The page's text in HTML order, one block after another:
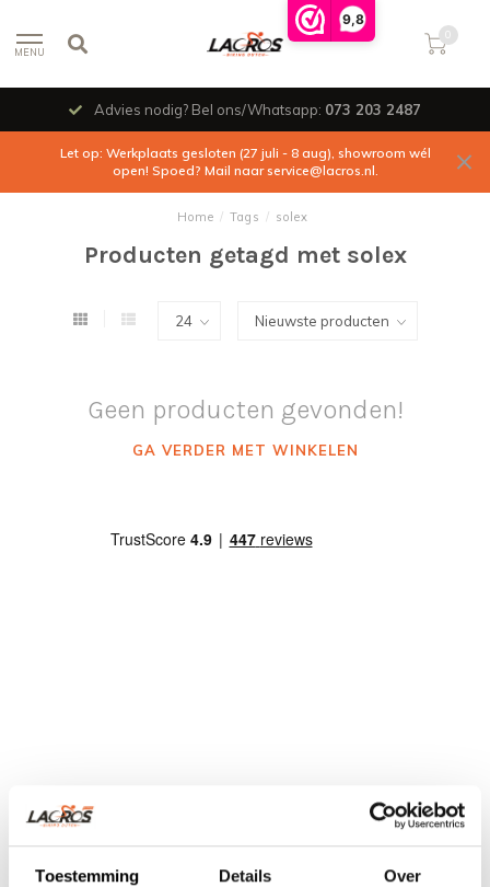
9,8
Toestemming Details Over
MENU
0
Advies nodig? Bel ons/Whatsapp: 073 203 2487
Let op: Werkplaats gesloten (27 juli - 8 aug), showroom wél
open! Spoed? Mail naarservice@lacros.nl.
Home / Tags / solex
Producten getagd met solex
Geen producten gevonden!
GA VERDER MET WINKELEN